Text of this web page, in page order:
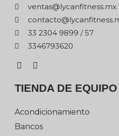
xm.ssentifnacyl@satnev
75 / 9989 4032 33
0263976433
TIENDA DE
Acondicionamiento
Bancos